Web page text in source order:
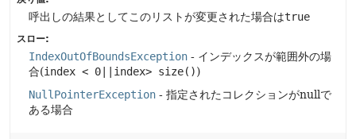
呼出しの結果としてこのリストが変更された場合はtrue
スロー:
IndexOutOfBoundsException - インデックスが範囲外の場
合(index < 0||index> size())
NullPointerException - 指定されたコレクションがnullで
ある場合